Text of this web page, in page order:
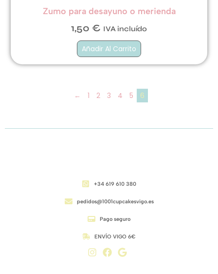
Zumo para desayuno o merienda
1,50 € IVA incluído
Añadir Al Carrito
← 1 2 3 4 5 6
+34 619 610 380
pedidos@1001cupcakesvigo.es
Pago seguro
ENVÍO VIGO 6€